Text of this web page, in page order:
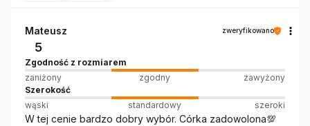
Mateusz zweryfikowano
5
Zgodność z rozmiarem
zaniżony
zgodny
zawyżony
Szerokość
wąski
standardowy szeroki
W tej cenie bardzo dobry wybór. Córka zadowolona💯